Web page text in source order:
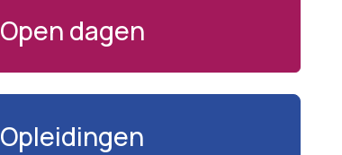
Open dagen
Opleidingen